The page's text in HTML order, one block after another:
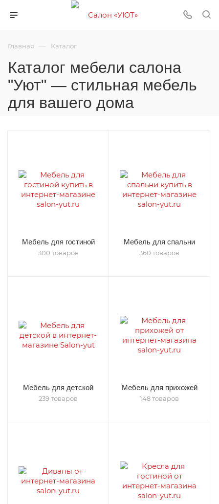
Главная — Каталог
Каталог мебели салона
"Уют" — стильная мебель
для вашего дома
Мебель для гостиной
300 товаров
Мебель для спальни
360 товаров
Мебель для детской
239 товаров
Мебель для прихожей
148 товаров